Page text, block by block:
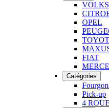
OPEL
FIAT
Catégories
Pick-up
4